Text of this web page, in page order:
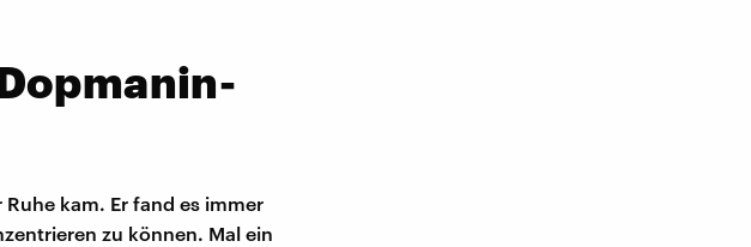
kam. Er fand es immer
zu können. Mal ein